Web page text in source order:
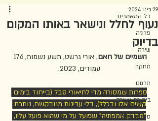
כל המאמרים
פרוזה
שירה
מחקר
תרגום
ביקורת צעירה
ספרות ילדים
נעוף לחלל ונישאר באותו המקום
בדיוק
29 בינו׳ 2024
השמיים של חאם
עמודים, 2023.
ספרות שמסורה מדי לתיאורי סבל (בייחוד בימים
קשים אלו ובכלל), בלי עדינות מתבקשת, נותרת
"מבדק אמפתיה" שפועל על מי שהוא פועל עליו,